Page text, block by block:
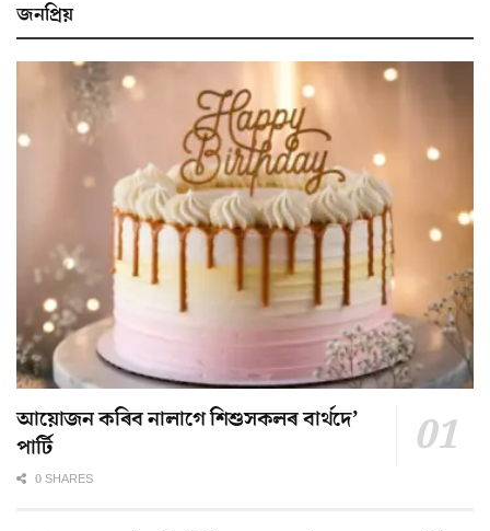
জনপ্ৰিয়
আয়োজন কৰিব নালাগে শিশুসকলৰ বাৰ্থদে’
পাৰ্টি
0 SHARES